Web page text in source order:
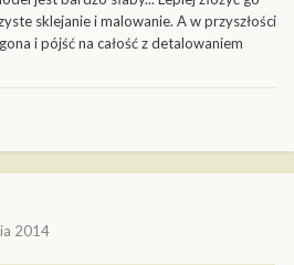
sklejanie i malowanie. A w przyszłości
i pójść na całość z detalowaniem
2014